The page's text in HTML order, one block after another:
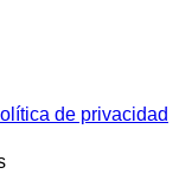
de privacidad